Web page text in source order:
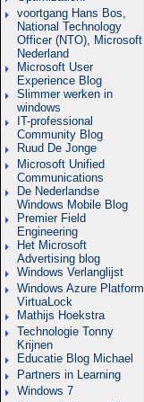
voortgang Hans Bos,
National Technology
Officer (NTO), Microsoft
Nederland
Microsoft User
Experience Blog
Slimmer werken in
windows
IT-professional
Community Blog
Ruud De Jonge
Microsoft Unified
Communications
De Nederlandse
Windows Mobile Blog
Premier Field
Engineering
Het Microsoft
Advertising blog
Windows Verlanglijst
Windows Azure Platform
VirtuaLock
Mathijs Hoekstra
Technologie Tonny
Krijnen
Educatie Blog Michael
Partners in Learning
Windows 7